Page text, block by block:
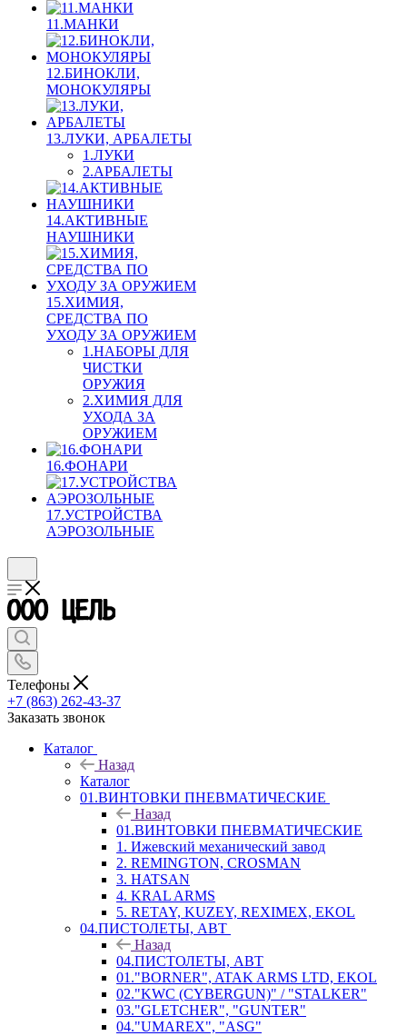
11.МАНКИ
12.БИНОКЛИ,
МОНОКУЛЯРЫ
13.ЛУКИ, АРБАЛЕТЫ
1.ЛУКИ
2.АРБАЛЕТЫ
14.АКТИВНЫЕ
НАУШНИКИ
15.ХИМИЯ,
СРЕДСТВА ПО
УХОДУ ЗА ОРУЖИЕМ
1.НАБОРЫ ДЛЯ
ЧИСТКИ
ОРУЖИЯ
2.ХИМИЯ ДЛЯ
УХОДА ЗА
ОРУЖИЕМ
16.ФОНАРИ
17.УСТРОЙСТВА
АЭРОЗОЛЬНЫЕ
Телефоны
+7 (863) 262-43-37
Заказать звонок
Каталог
Назад
Каталог
01.ВИНТОВКИ ПНЕВМАТИЧЕСКИЕ
Назад
01.ВИНТОВКИ ПНЕВМАТИЧЕСКИЕ
1. Ижевский механический завод
2. REMINGTON, CROSMAN
3. HATSAN
4. KRAL ARMS
5. RETAY, KUZEY, REXIMEX, EKOL
04.ПИСТОЛЕТЫ, АВТ
Назад
04.ПИСТОЛЕТЫ, АВТ
01."BORNER", ATAK ARMS LTD, EKOL
02."KWC (CYBERGUN)" / "STALKER"
03."GLETCHER", "GUNTER"
04."UMAREX", "ASG"